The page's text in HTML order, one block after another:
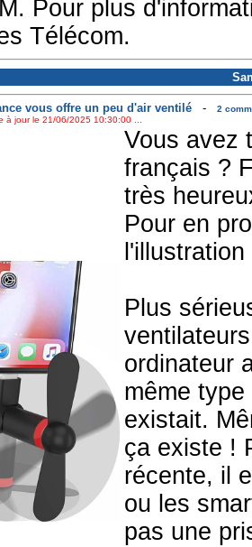
Pour plus
Télécom.
vous offre un peu d'air ventilé-
2
à jour le 21/06/2025 10:30:00 ...
Vous avez
français ?
très
Pour en
Plus
ordinateur
même
existait.
ça existe !
récente, il
ou les
pas une